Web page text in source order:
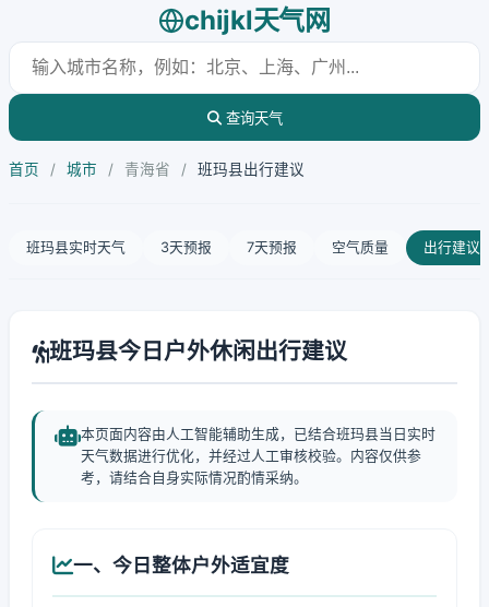
chijkl天气网
查询天气
首页 / 城市 / 青海省 / 班玛县出行建议
班玛县实时天气 3天预报 7天预报 空气质量 出行建议
班玛县今日户外休闲出行建议
本页面内容由人工智能辅助生成，已结合班玛县当日实时
天气数据进行优化，并经过人工审核校验。内容仅供参
考，请结合自身实际情况酌情采纳。
一、今日整体户外适宜度